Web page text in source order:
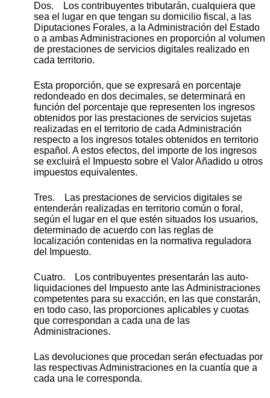
Dos. Los contribuyentes tributarán, cualquiera que
sea el lugar en que tengan su domicilio fiscal, a las
Diputaciones Forales, a la Administración del Estado
o a ambas Administraciones en proporción al volumen
de prestaciones de servicios digitales realizado en
cada territorio.
Esta proporción, que se expresará en porcentaje
redondeado en dos decimales, se determinará en
función del porcentaje que representen los ingresos
obtenidos por las prestaciones de servicios sujetas
realizadas en el territorio de cada Administración
respecto a los ingresos totales obtenidos en territorio
español. A estos efectos, del importe de los ingresos
se excluirá el Impuesto sobre el Valor Añadido u otros
impuestos equivalentes.
Tres. Las prestaciones de servicios digitales se
entenderán realizadas en territorio común o foral,
según el lugar en el que estén situados los usuarios,
determinado de acuerdo con las reglas de
localización contenidas en la normativa reguladora
del Impuesto.
Cuatro. Los contribuyentes presentarán las auto-
liquidaciones del Impuesto ante las Administraciones
competentes para su exacción, en las que constarán,
en todo caso, las proporciones aplicables y cuotas
que correspondan a cada una de las
Administraciones.
Las devoluciones que procedan serán efectuadas por
las respectivas Administraciones en la cuantía que a
cada una le corresponda.